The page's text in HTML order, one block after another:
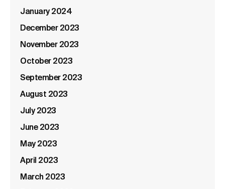
January 2024
December 2023
November 2023
October 2023
September 2023
August 2023
July 2023
June 2023
May 2023
April 2023
March 2023